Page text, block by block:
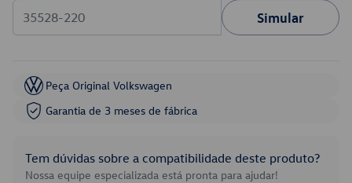
Simular
Peça Original Volkswagen
Garantia de 3 meses de fábrica
Tem dúvidas sobre a compatibilidade deste produto?
Nossa equipe especializada está pronta para ajudar!